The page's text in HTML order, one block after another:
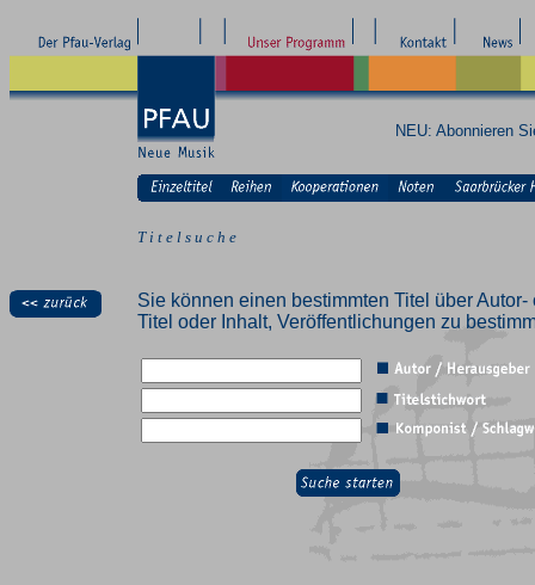
NEU: Abonnieren
T i t e l s u c h e
Sie können einen bestimmten Titel über
Titel oder Inhalt, Veröffentlichungen zu